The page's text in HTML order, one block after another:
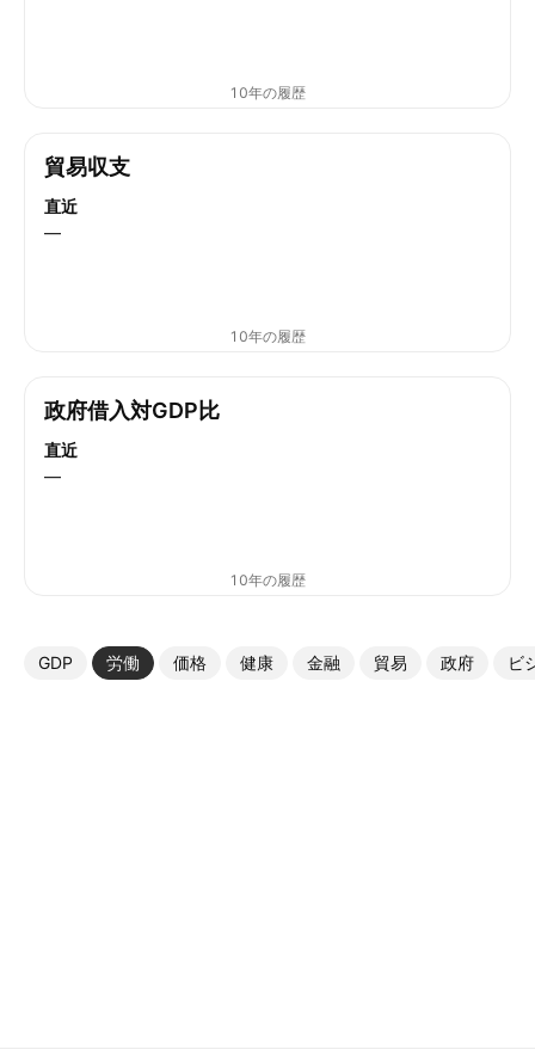
10年の履歴
貿易収支
直近
—
10年の履歴
政府借入対GDP比
直近
—
10年の履歴
GDP 労働 価格 健康 金融 貿易 政府 ビ
その他